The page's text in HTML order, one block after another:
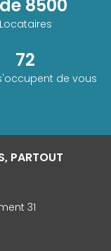
8500
Locataires
72
de vous
PARTOUT
31